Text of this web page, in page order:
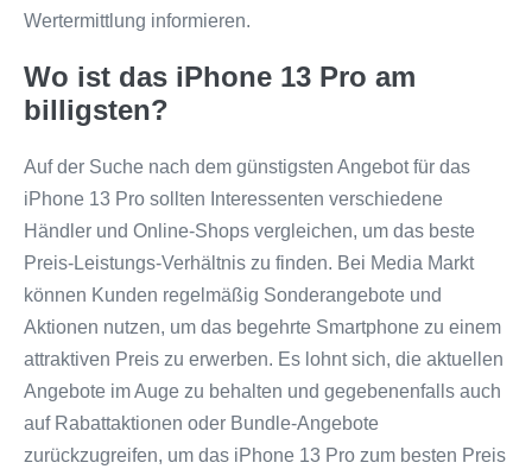
Wertermittlung informieren.
Wo ist das iPhone 13 Pro am
billigsten?
Auf der Suche nach dem günstigsten Angebot für das
iPhone 13 Pro sollten Interessenten verschiedene
Händler und Online-Shops vergleichen, um das beste
Preis-Leistungs-Verhältnis zu finden. Bei Media Markt
können Kunden regelmäßig Sonderangebote und
Aktionen nutzen, um das begehrte Smartphone zu einem
attraktiven Preis zu erwerben. Es lohnt sich, die aktuellen
Angebote im Auge zu behalten und gegebenenfalls auch
auf Rabattaktionen oder Bundle-Angebote
zurückzugreifen, um das iPhone 13 Pro zum besten Preis